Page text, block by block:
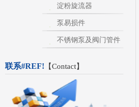
淀粉旋流器
泵易损件
不锈钢泵及阀门管件
联系#REF! 【Contact】